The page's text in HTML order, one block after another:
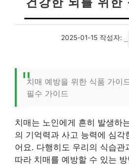
2025-01-15 작성자:
치매 예방을 위한 식품 가이
필수 가이드
치매는 노인에게 흔히 발생하
의 기억력과 사고 능력에 심각
어요. 다행히도 우리의 식습관
따라 치매를 예방할 수 있는